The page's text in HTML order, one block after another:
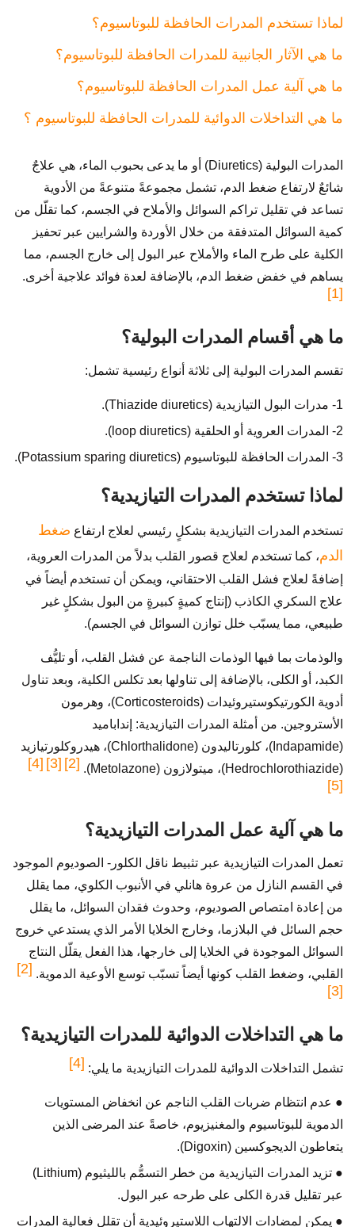
لماذا تستخدم المدرات الحافظة للبوتاسيوم؟
ما هي الآثار الجانبية للمدرات الحافظة للبوتاسيوم؟
ما هي آلية عمل المدرات الحافظة للبوتاسيوم؟
ما هي التداخلات الدوائية للمدرات الحافظة للبوتاسيوم ؟
المدرات البولية (Diuretics) أو ما يدعى بحبوب الماء، هي علاجٌ
شائعٌ لارتفاع ضغط الدم، تشمل مجموعةً متنوعةً من الأدوية
تساعد في تقليل تراكم السوائل والأملاح في الجسم، كما تقلّل من
كمية السوائل المتدفقة من خلال الأوردة والشرايين عبر تحفيز
الكلية على طرح الماء والأملاح عبر البول إلى خارج الجسم، مما
يساهم في خفض ضغط الدم، بالإضافة لعدة فوائد علاجية أخرى.
[1]
ما هي أقسام المدرات البولية؟
تقسم المدرات البولية إلى ثلاثة أنواع رئيسية تشمل:
1- مدرات البول التيازيدية (Thiazide diuretics).
2- المدرات العروية أو الحلقية (loop diuretics).
3- المدرات الحافظة للبوتاسيوم (Potassium sparing diuretics).
لماذا تستخدم المدرات التيازيدية؟
تستخدم المدرات التيازيدية بشكلٍ رئيسي لعلاج ارتفاع ضغط
الدم، كما تستخدم لعلاج قصور القلب بدلاً من المدرات العروية،
إضافةً لعلاج فشل القلب الاحتقاني، ويمكن أن تستخدم أيضاً في
علاج السكري الكاذب (إنتاج كميةٍ كبيرةٍ من البول بشكلٍ غير
طبيعي، مما يسبّب خلل توازن السوائل في الجسم).
والوذمات بما فيها الوذمات الناجمة عن فشل القلب، أو تليُّف
الكبد، أو الكلى، بالإضافة إلى تناولها بعد تكلس الكلية، وبعد تناول
أدوية الكورتيكوستيروئيدات (Corticosteroids)، وهرمون
الأستروجين. من أمثلة المدرات التيازيدية: إنداباميد
(Indapamide)، كلورتاليدون (Chlorthalidone)، هيدروكلورتيازيد
(Hedrochlorothiazide)، ميتولازون (Metolazone).
[2]
[3]
[4]
[5]
ما هي آلية عمل المدرات التيازيدية؟
تعمل المدرات التيازيدية عبر تثبيط ناقل الكلور- الصوديوم الموجود
في القسم النازل من عروة هانلي في الأنبوب الكلوي، مما يقلل
من إعادة امتصاص الصوديوم، وحدوث فقدان السوائل، ما يقلل
حجم السائل في البلازما، وخارج الخلايا الأمر الذي يستدعي خروج
السوائل الموجودة في الخلايا إلى خارجها، هذا الفعل يقلّل النتاج
القلبي، وضغط القلب كونها أيضاً تسبّب توسع الأوعية الدموية. [2]
[3]
ما هي التداخلات الدوائية للمدرات التيازيدية؟
تشمل التداخلات الدوائية للمدرات التيازيدية ما يلي: [4]
● عدم انتظام ضربات القلب الناجم عن انخفاض المستويات
الدموية للبوتاسيوم والمغنيزيوم، خاصةً عند المرضى الذين
يتعاطون الديجوكسين (Digoxin).
● تزيد المدرات التيازيدية من خطر التسمُّم بالليثيوم (Lithium)
عبر تقليل قدرة الكلى على طرحه عبر البول.
● يمكن لمضادات الالتهاب اللاستيروئيدية أن تقلل فعالية المدرات